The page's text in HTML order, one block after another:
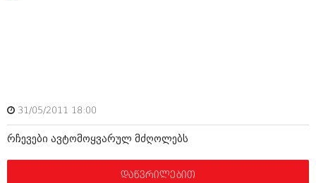
პოლიტიკა
ინტერვიუები
მოდი, ვილაპარაკოთ
31/05/2011 18:00
რჩევები ავტომოყვარულ მძღოლებს
დაწვრილებით